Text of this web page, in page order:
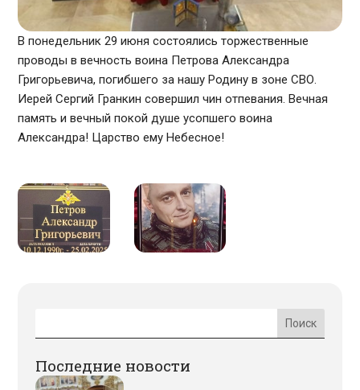
В понедельник 29 июня состоялись торжественные
проводы в вечность воина Петрова Александра
Григорьевича, погибшего за нашу Родину в зоне СВО.
Иерей Сергий Гранкин совершил чин отпевания. Вечная
память и вечный покой душе усопшего воина
Александра! Царство ему Небесное!
Последние новости